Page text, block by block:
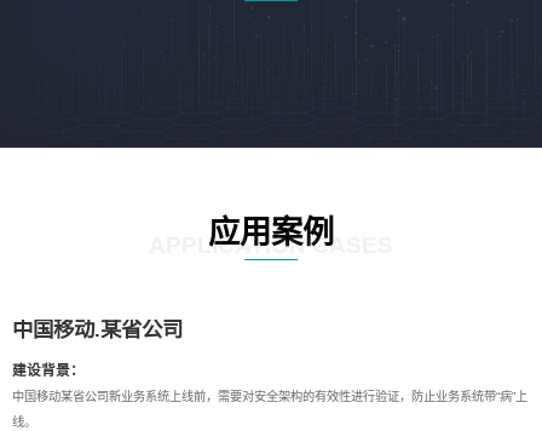
应用案例
APPLICATION CASES
中国移动.某省公司
建设背景：
中国移动某省公司新业务系统上线前，需要对安全架构的有效性进行验证，防止业务系统带“病”上
线。